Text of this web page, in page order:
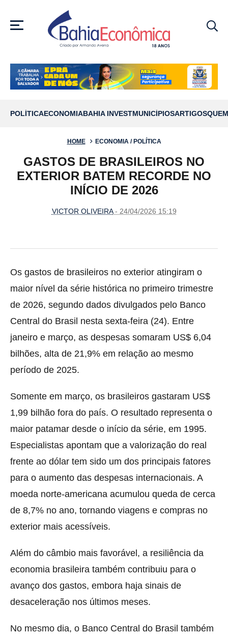
MENU
POLÍTICAECONOMIABAHIA INVESTMUNICÍPIOSARTIGOS
HOME ECONOMIA / POLÍTICA
GASTOS DE BRASILEIROS NO
EXTERIOR BATEM RECORDE NO
INÍCIO DE 2026
VICTOR OLIVEIRA- 24/04/2026 15:19
Os gastos de brasileiros no exterior atingiram o
maior nível da série histórica no primeiro trimestre
de 2026, segundo dados divulgados pelo Banco
Central do Brasil nesta sexta-feira (24). Entre
janeiro e março, as despesas somaram US$ 6,04
bilhões, alta de 21,9% em relação ao mesmo
período de 2025.
Somente em março, os brasileiros gastaram US$
1,99 bilhão fora do país. O resultado representa o
maior patamar desde o início da série, em 1995.
Especialistas apontam que a valorização do real
frente ao dólar tem sido um dos principais fatores
para o aumento das despesas internacionais. A
moeda norte-americana acumulou queda de cerca
de 8,7% no ano, tornando viagens e compras no
exterior mais acessíveis.
Além do câmbio mais favorável, a resiliência da
economia brasileira também contribuiu para o
avanço dos gastos, embora haja sinais de
desaceleração nos últimos meses.
No mesmo dia, o Banco Central do Brasil também